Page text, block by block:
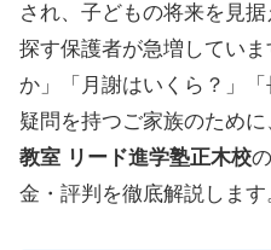
され、子どもの将来を見
探す保護者が急増してい
か」「月謝はいくら？」
疑問を持つご家族のために
教室 リード進学塾正木校
金・評判を徹底解説します